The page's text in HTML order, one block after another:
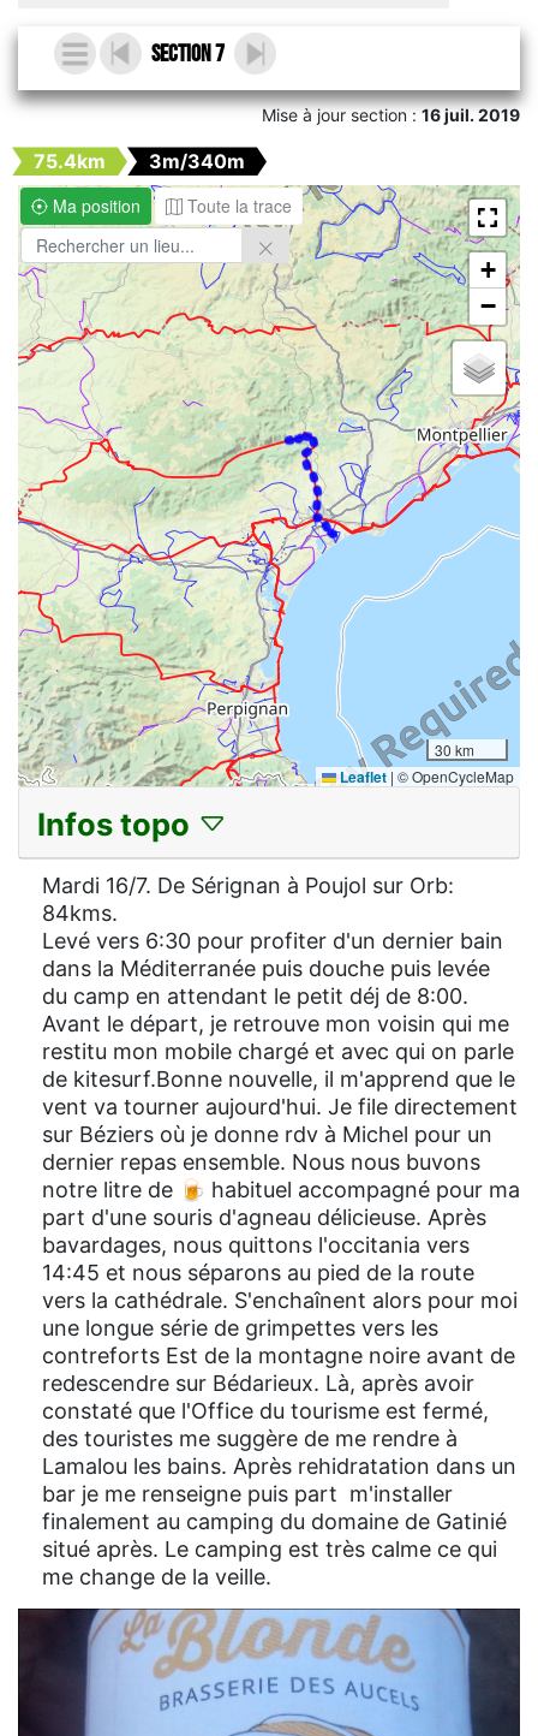
Section 7
Mise à jour section :16 juil. 2019
75.4km
3m/340m
Ma position
Toute la trace
+
−
30 km
Leaflet | © OpenCycleMap
Infos topo
Mardi 16/7. De Sérignan à Poujol sur Orb:
84kms.
Levé vers 6:30 pour profiter d'un dernier bain
dans la Méditerranée puis douche puis levée
du camp en attendant le petit déj de 8:00.
Avant le départ, je retrouve mon voisin qui me
restitu mon mobile chargé et avec qui on parle
de kitesurf.Bonne nouvelle, il m'apprend que le
vent va tourner aujourd'hui. Je file directement
sur Béziers où je donne rdv à Michel pour un
dernier repas ensemble. Nous nous buvons
notre litre de 🍺 habituel accompagné pour ma
part d'une souris d'agneau délicieuse. Après
bavardages, nous quittons l'occitania vers
14:45 et nous séparons au pied de la route
vers la cathédrale. S'enchaînent alors pour moi
une longue série de grimpettes vers les
contreforts Est de la montagne noire avant de
redescendre sur Bédarieux. Là, après avoir
constaté que l'Office du tourisme est fermé,
des touristes me suggère de me rendre à
Lamalou les bains. Après rehidratation dans un
bar je me renseigne puis part m'installer
finalement au camping du domaine de Gatinié
situé après. Le camping est très calme ce qui
me change de la veille.